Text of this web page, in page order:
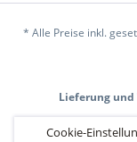
* Alle Preise inkl.
Lieferung und
Cookie-